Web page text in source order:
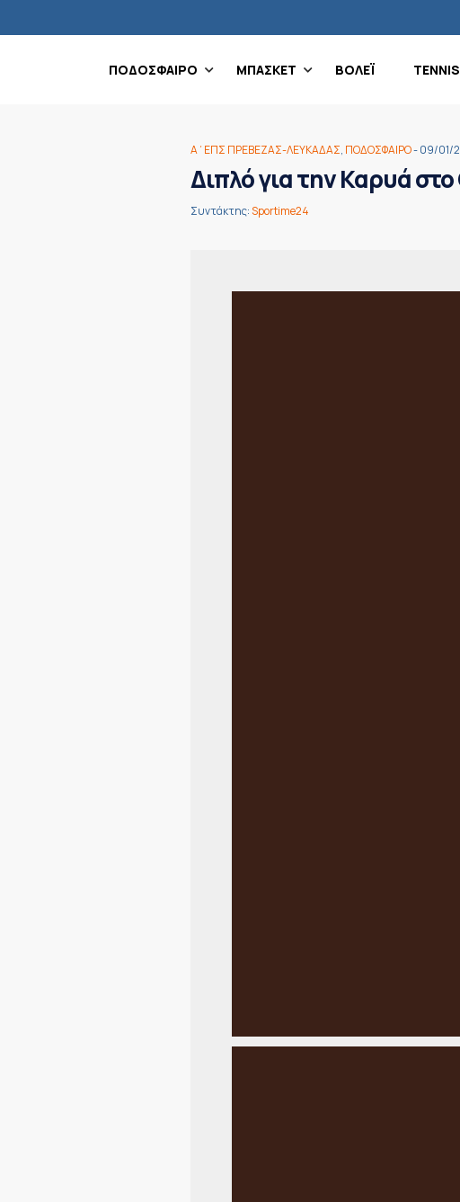
ΠΟΔΟΣΦΑΙΡΟ ΜΠΑΣΚΕΤ ΒΟΛΕΪ TENNIS
Α΄ΕΠΣ ΠΡΕΒΕΖΑΣ-ΛΕΥΚΑΔΑΣ, ΠΟΔΟΣΦΑΙΡΟ- 09/01/
Διπλό για την Καρυά
Συντάκτης:Sportime24